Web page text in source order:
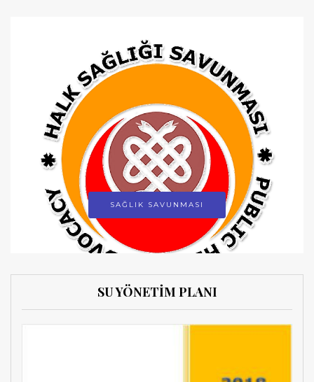
SAĞLIK SAVUNMASI
SU YÖNETİM PLANI